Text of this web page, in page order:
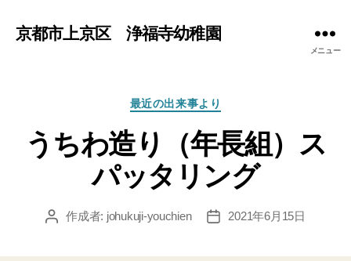
京都市上京区 浄福寺幼稚園
メニュー
カ
ゴ
リ
ー
最近の出来事より
うちわ造り（年長組）ス
パッタリング
投 作成者: johukuji-youchien
投
2021年6月15日